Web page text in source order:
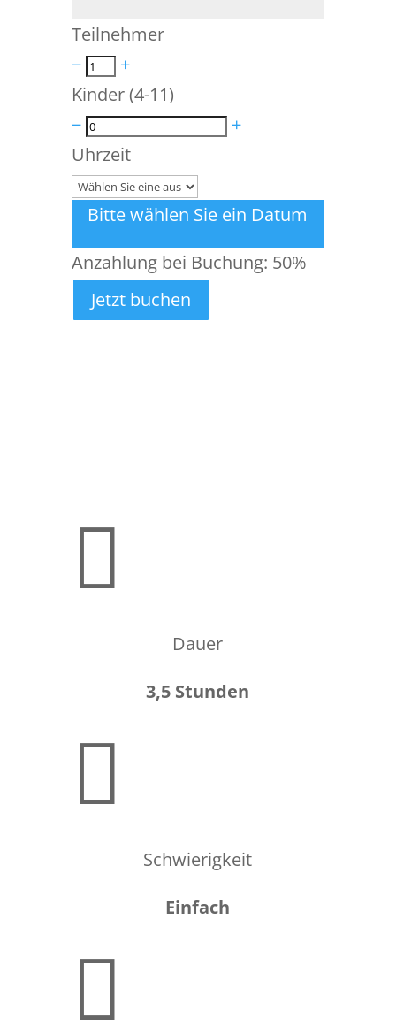
Teilnehmer
−
+
Kinder (4-11)
−
+
Uhrzeit
Bitte wählen Sie ein Datum
Anzahlung bei Buchung: 50%
Jetzt buchen

Dauer
3,5 Stunden

Schwierigkeit
Einfach
